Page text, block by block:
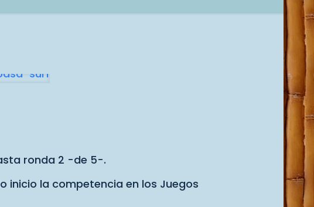
ronda 2 -de 5-.
inicio la competencia en los Juegos